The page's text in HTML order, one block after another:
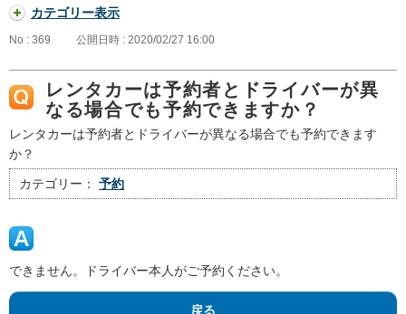
カテゴリー表示
No : 369 公開日時 : 2020/02/27 16:00
レンタカーは予約者とドライバーが異
なる場合でも予約できますか？
レンタカーは予約者とドライバーが異なる場合でも予約できます
か？
カテゴリー： 予約
できません。ドライバー本人がご予約ください。
戻る